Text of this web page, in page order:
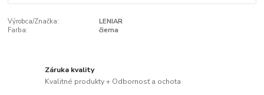
Výrobca/Značka:
LENIAR
Farba:
čierna
Záruka kvality
Kvalitné produkty + Odbornosť a ochota